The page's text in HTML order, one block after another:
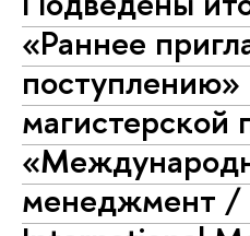
«Раннее
поступлению»
магистерской
менеджмент /